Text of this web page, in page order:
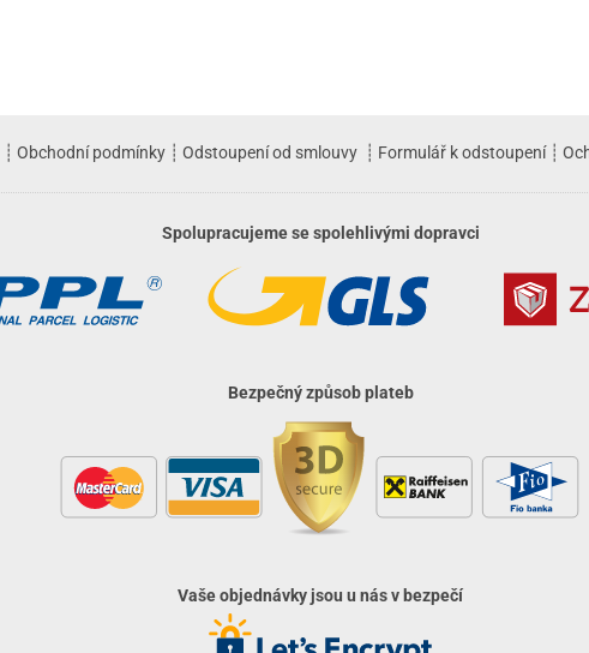
┊ Obchodní podmínky ┊ Odstoupení od smlouvy ┊ Formulář k odstoupení┊
Spolupracujeme se spolehlivými dopravci
Bezpečný způsob plateb
Vaše objednávky jsou u nás v bezpečí